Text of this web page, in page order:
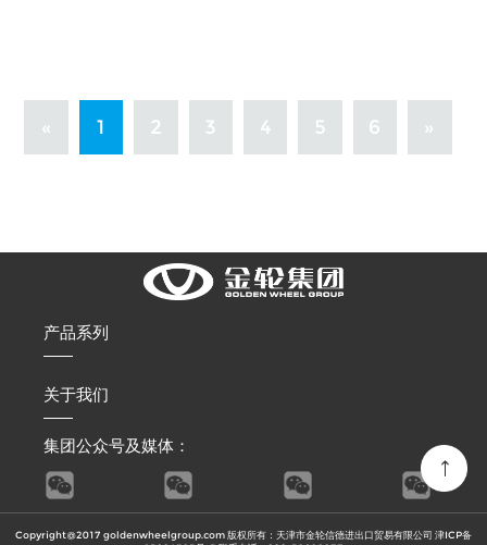
« 1 2 3 4 5 6 »
产品系列
关于我们
集团公众号及媒体：
Copyright@2017 goldenwheelgroup.com 版权所有：天津市金轮信德进出口贸易有限公司 津ICP备